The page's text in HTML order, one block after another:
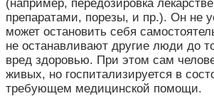
(например, передозировка
препаратами, порезы, и пр.). Он не
может остановить себя
не останавливают другие люди до
вред здоровью. При этом сам
живых, но госпитализируется в
требующем медицинской помощи.